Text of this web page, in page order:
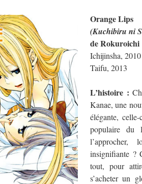
Orange Lips
(Kuchibiru ni
de Rokuroichi
Ichijinsha, 2010
Taifu, 2013
L’histoire :
Kanae, une
élégante,
populaire du
l’approcher,
insignifiante ?
tout, pour
s’acheter un